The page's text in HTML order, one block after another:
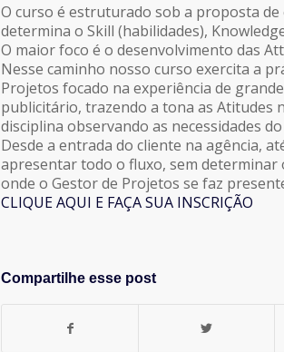
O curso é estruturado sob a proposta de
determina o Skill (habilidades),
O maior foco é o desenvolvimento das
Nesse caminho nosso curso exercita a
Projetos focado na experiência de
publicitário, trazendo a tona as Atitudes
disciplina observando as necessidades
Desde a entrada do cliente na agência,
apresentar todo o fluxo, sem
onde o Gestor de Projetos se faz
CLIQUE AQUI E FAÇA SUA INSCRIÇÃO
Compartilhe esse post